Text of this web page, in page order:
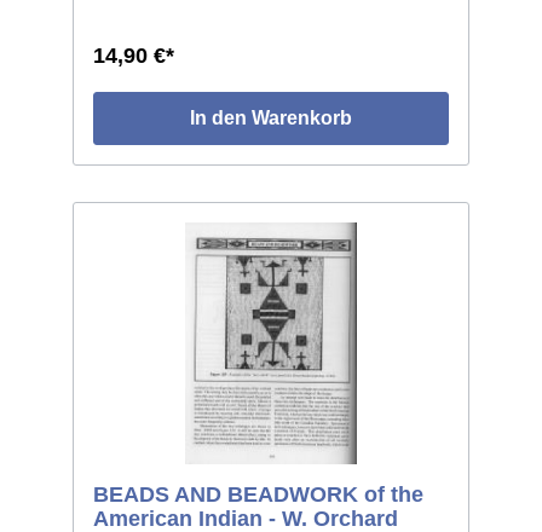
14,90 €*
In den Warenkorb
BEADS AND BEADWORK of the
American Indian - W. Orchard